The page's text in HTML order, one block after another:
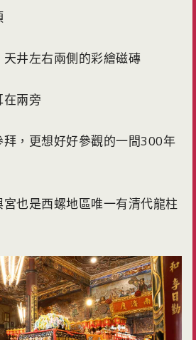
井左右兩側的彩繪磁磚
在兩旁
，更想好好參觀的一間300年
也是西螺地區唯一有清代龍柱